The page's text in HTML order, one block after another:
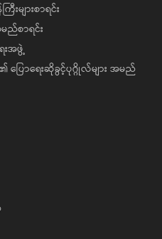
များစာရင်း
စာရင်း
းအဖွဲ့
ပြောရေးဆိုခွင့်ပုဂ္ဂိုလ်များ အမည်